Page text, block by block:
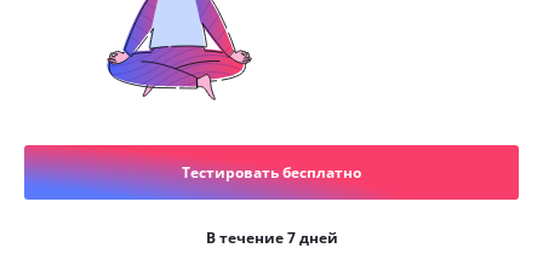
Тестировать бесплатно
В течение 7 дней